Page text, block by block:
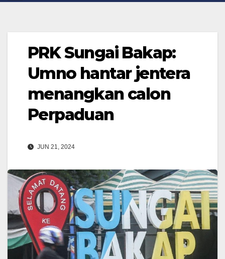
PRK Sungai Bakap:
Umno hantar jentera
menangkan calon
Perpaduan
JUN 21, 2024